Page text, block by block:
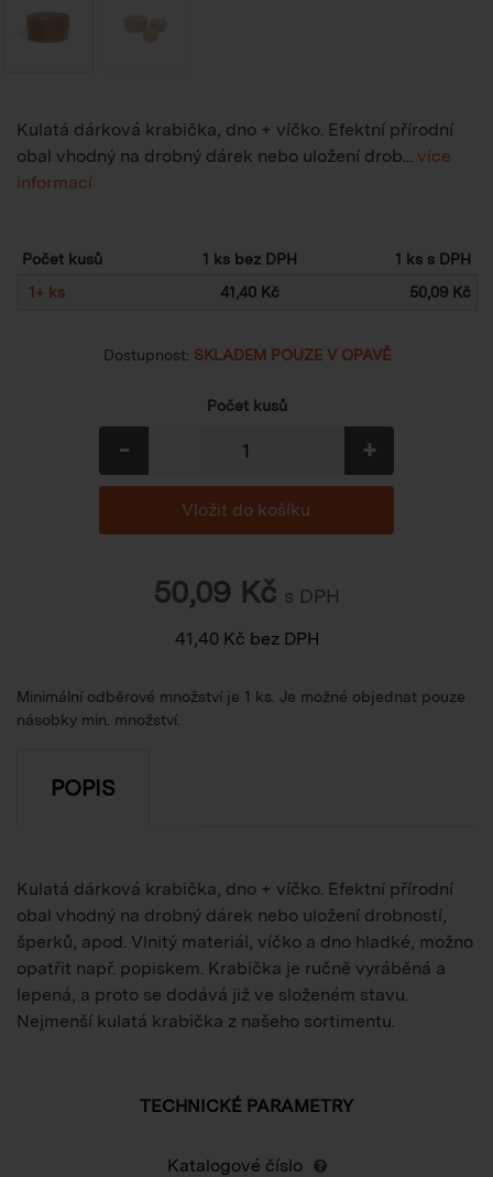
Kulatá dárková krabička, dno + víčko. Efektní přírodní
obal vhodný na drobný dárek nebo uložení drob... více
informací
Počet kusů 1 ks bez DPH
1 ks s DPH
1 + ks 41,40 Kč 50,09 Kč
Dostupnost: SKLADEM POUZE V OPAVĚ
Počet kusů
- +
50,09 Kč s DPH
41,40Kč bez DPH
Minimální odběrové množství je 1 ks. Je možné objednat pouze
násobky min. množství.
POPIS
Kulatá dárková krabička, dno + víčko. Efektní přírodní
obal vhodný na drobný dárek nebo uložení drobností,
šperků, apod. Vlnitý materiál, víčko a dno hladké, možno
opatřit např. popiskem. Krabička je ručně vyráběná a
lepená, a proto se dodává již ve složeném stavu.
Nejmenší kulatá krabička z našeho sortimentu.
TECHNICKÉ PARAMETRY
Katalogové číslo